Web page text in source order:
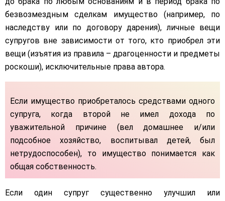
безвозмездным сделкам имущество (например, по
наследству или по договору дарения), личные вещи
супругов вне зависимости от того, кто приобрел эти
вещи (изъятия из правила – драгоценности и предметы
роскоши), исключительные права автора.
Если имущество приобреталось средствами одного
супруга, когда второй не имел дохода по
уважительной причине (вел домашнее и/или
подсобное хозяйство, воспитывал детей, был
нетрудоспособен), то имущество понимается как
общая собственность.
Если один супруг существенно улучшил или